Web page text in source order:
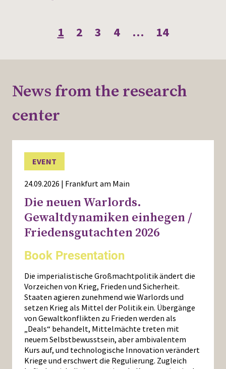
1 2 3 4 … 14
News from the research
center
EVENT
24.09.2026 | Frankfurt am Main
Die neuen Warlords.
Gewaltdynamiken einhegen /
Friedensgutachten 2026
Book Presentation
Die imperialistische Großmachtpolitik ändert die
Vorzeichen von Krieg, Frieden und Sicherheit.
Staaten agieren zunehmend wie Warlords und
setzen Krieg als Mittel der Politik ein. Übergänge
von Gewaltkonflikten zu Frieden werden als
„Deals“ behandelt, Mittelmächte treten mit
neuem Selbstbewusstsein, aber ambivalentem
Kurs auf, und technologische Innovation verändert
Kriege und erschwert die Regulierung. Zugleich